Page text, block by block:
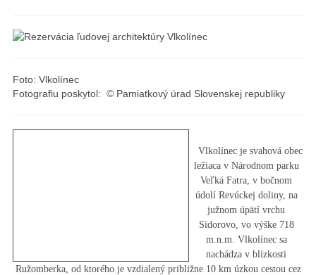
Foto: Vlkolínec
​Fotografiu poskytol: © Pamiatkový úrad Slovenskej republiky
Vlkolínec je svahová obec
ležiaca v Národnom parku
Veľká Fatra, v bočnom
údolí Revúckej doliny, na
južnom úpätí vrchu
Sidorovo, vo výške 718
m.n.m. Vlkolínec sa
nachádza v blízkosti
Ružomberka, od ktorého je vzdialený približne 10 km úzkou cestou cez